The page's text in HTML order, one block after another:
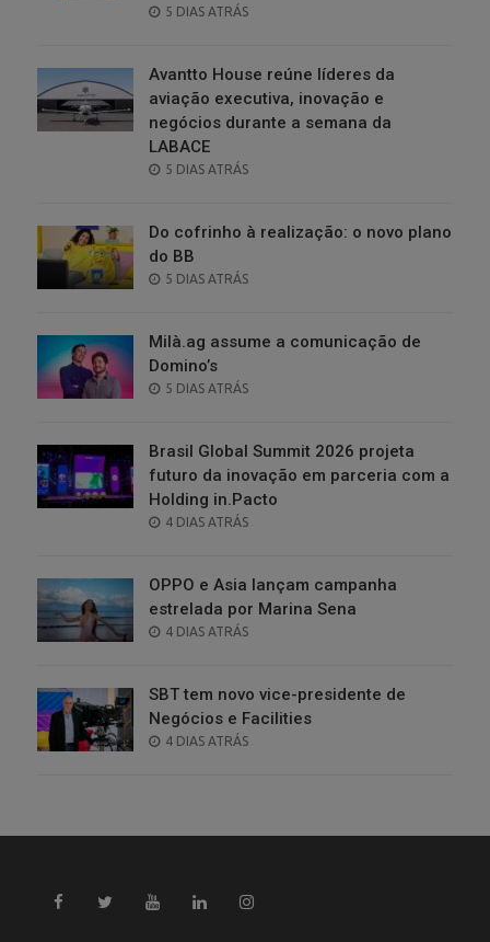
POSTED
5 DIAS ATRÁS
Avantto House reúne líderes da
aviação executiva, inovação e
negócios durante a semana da
LABACE
POSTED
5 DIAS ATRÁS
Do cofrinho à realização: o novo plano
do BB
POSTED
5 DIAS ATRÁS
Milà.ag assume a comunicação de
Domino’s
POSTED
5 DIAS ATRÁS
Brasil Global Summit 2026 projeta
futuro da inovação em parceria com a
Holding in.Pacto
POSTED
4 DIAS ATRÁS
OPPO e Asia lançam campanha
estrelada por Marina Sena
POSTED
4 DIAS ATRÁS
SBT tem novo vice-presidente de
Negócios e Facilities
POSTED
4 DIAS ATRÁS